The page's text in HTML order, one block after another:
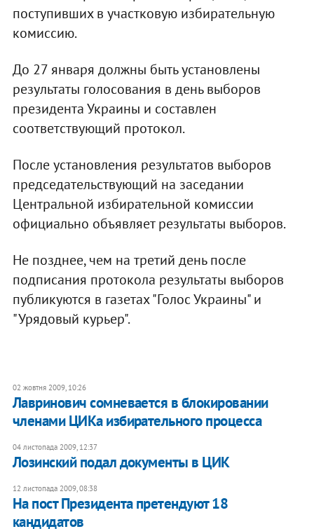
поступивших в участковую избирательную
комиссию.
До 27 января должны быть установлены
результаты голосования в день выборов
президента Украины и составлен
соответствующий протокол.
После установления результатов выборов
председательствующий на заседании
Центральной избирательной комиссии
официально объявляет результаты выборов.
Не позднее, чем на третий день после
подписания протокола результаты выборов
публикуются в газетах "Голос Украины" и
"Урядовый курьер".
02 жовтня 2009, 10:26
Лавринович сомневается в блокировании
членами ЦИКа избирательного процесса
04 листопада 2009, 12:37
Лозинский подал документы в ЦИК
12 листопада 2009, 08:38
На пост Президента претендуют 18
кандидатов